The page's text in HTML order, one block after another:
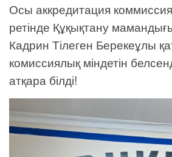
Осы аккредитация
ретінде Құқықтану
Кадрин Тілеген Берекеұлы
комиссиялық міндетін
атқара білді!